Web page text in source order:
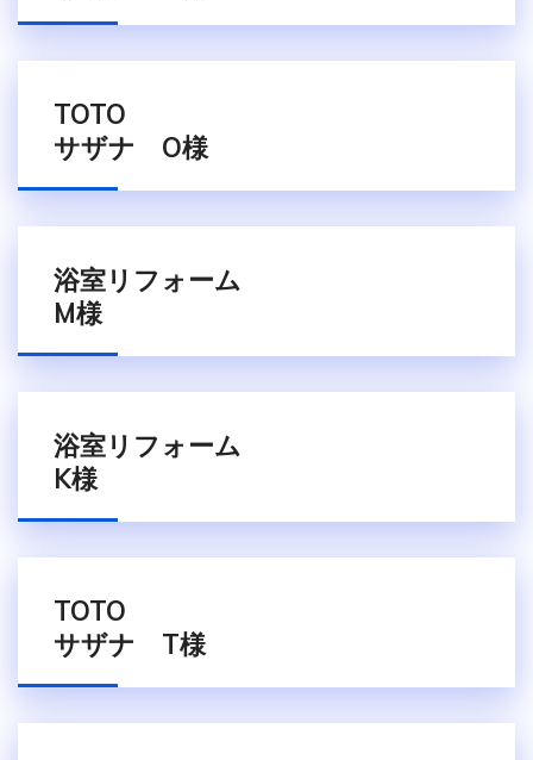
TOTO
サザナ O様
浴室リフォーム
M様
浴室リフォーム
K様
TOTO
サザナ T様